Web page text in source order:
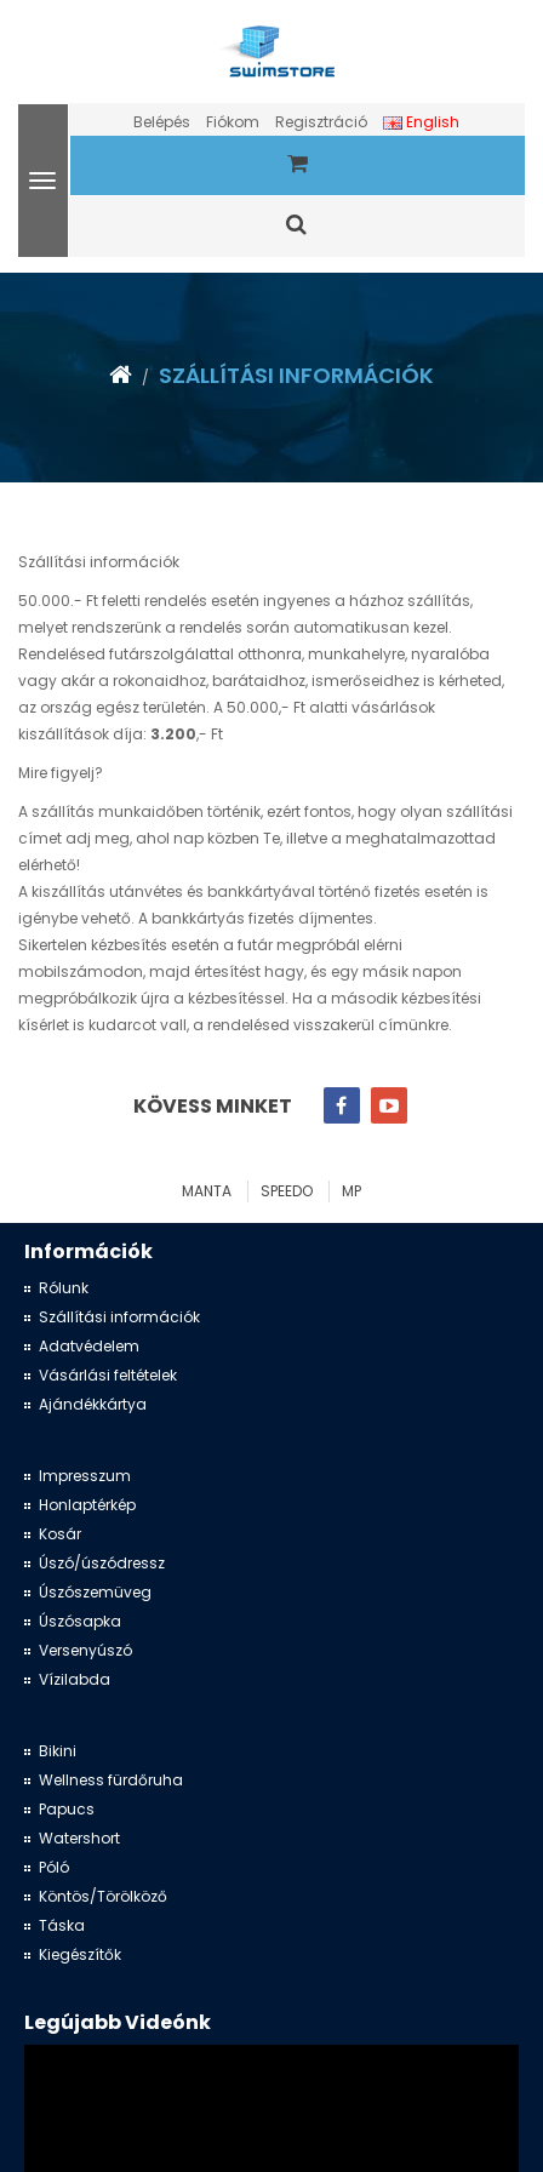
Belépés Fiókom Regisztráció English
SZÁLLÍTÁSI INFORMÁCIÓK
Szállítási információk
50.000.- Ft feletti rendelés esetén ingyenes a házhoz szállítás,
melyet rendszerünk a rendelés során automatikusan kezel.
Rendelésed futárszolgálattal otthonra, munkahelyre, nyaralóba
vagy akár a rokonaidhoz, barátaidhoz, ismerőseidhez is kérheted,
az ország egész területén. A 50.000,- Ft alatti vásárlások
kiszállítások díja: 3.200,- Ft
Mire figyelj?
A szállítás munkaidőben történik, ezért fontos, hogy olyan szállítási
címet adj meg, ahol nap közben Te, illetve a meghatalmazottad
elérhető!
A kiszállítás utánvétes és bankkártyával történő fizetés esetén is
igénybe vehető. A bankkártyás fizetés díjmentes.
Sikertelen kézbesítés esetén a futár megpróbál elérni
mobilszámodon, majd értesítést hagy, és egy másik napon
megpróbálkozik újra a kézbesítéssel. Ha a második kézbesítési
kísérlet is kudarcot vall, a rendelésed visszakerül címünkre.
KÖVESS MINKET
MANTA SPEEDO MP
Információk
Rólunk
Szállítási információk
Adatvédelem
Vásárlási feltételek
Ajándékkártya
Impresszum
Honlaptérkép
Kosár
Úszó/úszódressz
Úszószemüveg
Úszósapka
Versenyúszó
Vízilabda
Bikini
Wellness fürdőruha
Papucs
Watershort
Póló
Köntös/Törölköző
Táska
Kiegészítők
Legújabb Videónk